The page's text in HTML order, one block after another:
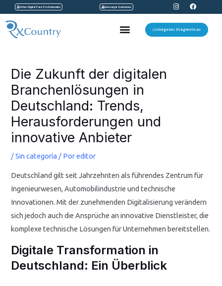
contenido
Orden Digital Para Profesionales Descargar Exámenes
I
n
s
t
a
F
a
c
e
b
Menu Imágenes Diagnosticas
Die Zukunft der digitalen
Branchenlösungen in
Deutschland: Trends,
Herausforderungen und
innovative Anbieter
/Sin categoría / Poreditor
Deutschland gilt seit Jahrzehnten als führendes Zentrum für
Ingenieurwesen, Automobilindustrie und technische
Innovationen. Mit der zunehmenden Digitalisierung verändern
sich jedoch auch die Ansprüche an innovative Dienstleister, die
komplexe technische Lösungen für Unternehmen bereitstellen.
Digitale Transformation in
Deutschland: Ein Überblick
entradas